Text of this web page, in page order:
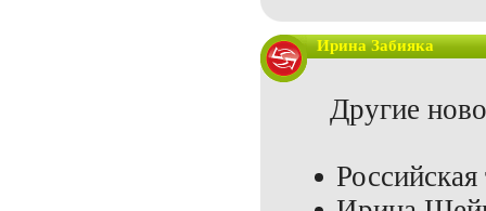
Ирина Забияка
Другие